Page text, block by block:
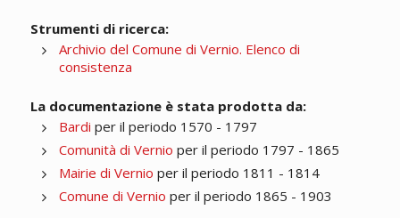
Strumenti di ricerca:
Archivio del Comune di Vernio. Elenco di
consistenza
La documentazione è stata prodotta da:
Bardi per il periodo 1570 - 1797
Comunità di Vernio per il periodo 1797 - 1865
Mairie di Vernio per il periodo 1811 - 1814
Comune di Vernio per il periodo 1865 - 1903